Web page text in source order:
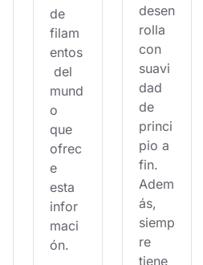
de
filam
entos
del
mund
o
que
ofrec
e
esta
infor
maci
ón.
desen
rolla
con
suavi
dad
de
princi
pio a
fin.
Adem
ás,
siemp
re
tiene